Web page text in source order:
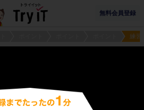
無料会員登録
練習